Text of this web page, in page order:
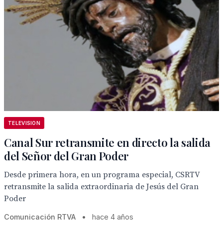
TELEVISION
Canal Sur retransmite en directo la salida
del Señor del Gran Poder
Desde primera hora, en un programa especial, CSRTV
retransmite la salida extraordinaria de Jesús del Gran
Poder
Comunicación RTVA • hace 4 años